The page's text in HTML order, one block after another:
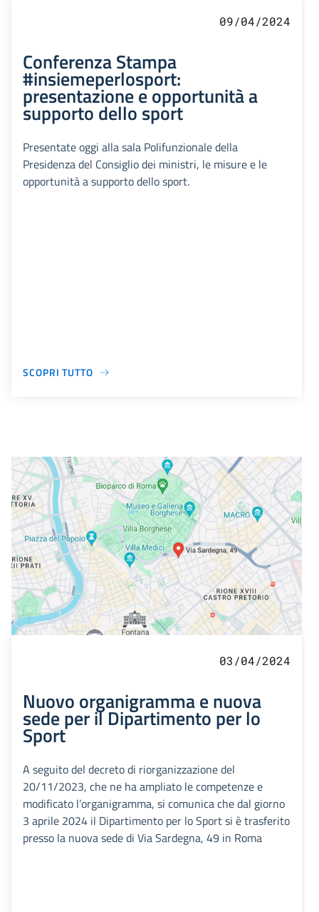
09/04/2024
Conferenza Stampa
#insiemeperlosport:
presentazione e opportunità a
supporto dello sport
Presentate oggi alla sala Polifunzionale della
Presidenza del Consiglio dei ministri, le misure e le
opportunità a supporto dello sport.
SCOPRI TUTTO
03/04/2024
Nuovo organigramma e nuova
sede per il Dipartimento per lo
Sport
A seguito del decreto di riorganizzazione del
20/11/2023, che ne ha ampliato le competenze e
modificato l’organigramma, si comunica che dal giorno
3 aprile 2024 il Dipartimento per lo Sport si è trasferito
presso la nuova sede di Via Sardegna, 49 in Roma